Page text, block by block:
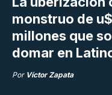
monstruo de
millones que
domar en
Por Víctor Zapata